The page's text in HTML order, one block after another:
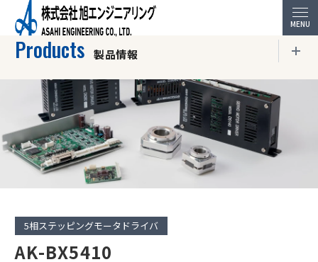
HOME 製品情報 DC パルス指令ドライバ 5相ステッピングモータ
Products 製品情報
5相ステッピングモータドライバ
AK-BX5410
製品情報トップページ